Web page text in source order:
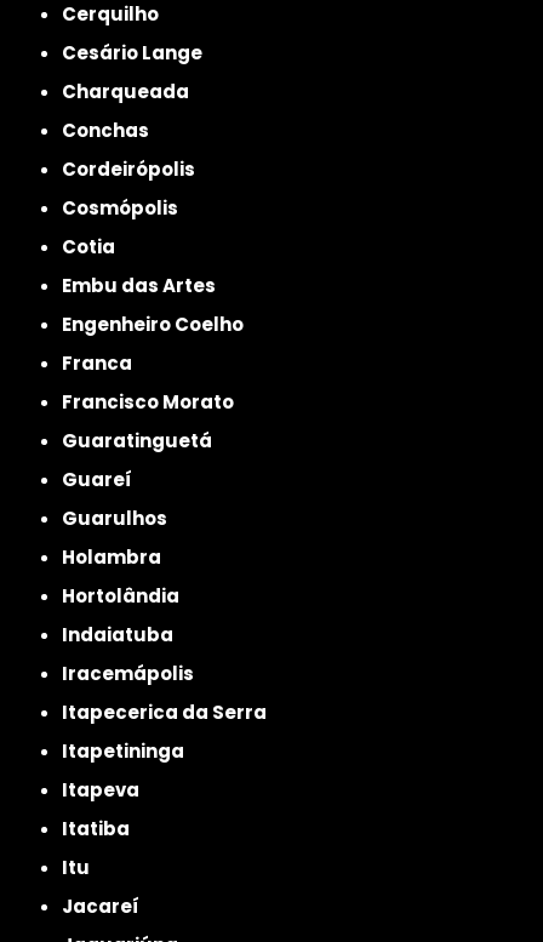
Cerquilho
Cesário Lange
Charqueada
Conchas
Cordeirópolis
Cosmópolis
Cotia
Embu das Artes
Engenheiro Coelho
Franca
Francisco Morato
Guaratinguetá
Guareí
Guarulhos
Holambra
Hortolândia
Indaiatuba
Iracemápolis
Itapecerica da Serra
Itapetininga
Itapeva
Itatiba
Itu
Jacareí